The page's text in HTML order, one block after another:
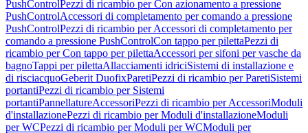
PushControlPezzi di ricambio per Con azionamento a pressione
PushControlAccessori di completamento per comando a pressione
PushControlPezzi di ricambio per Accessori di completamento per
comando a pressione PushControlCon tappo per pilettaPezzi di
ricambio per Con tappo per pilettaAccessori per sifoni per vasche da
bagnoTappi per pilettaAllacciamenti idriciSistemi di installazione e
di risciacquoGeberit DuofixParetiPezzi di ricambio per ParetiSistemi
portantiPezzi di ricambio per Sistemi
portantiPannellatureAccessoriPezzi di ricambio per AccessoriModuli
d'installazionePezzi di ricambio per Moduli d'installazioneModuli
per WCPezzi di ricambio per Moduli per WCModuli per